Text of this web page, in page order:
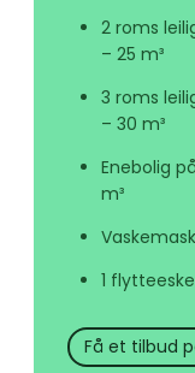
2 roms
– 25 m³
3 roms
– 30 m³
Enebolig
m³
1
Få et tilbud